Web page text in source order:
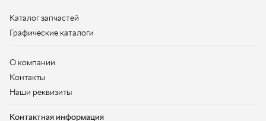
Контактная информация
+7 (950) 730-92-10
uralavtozap@yandex.ru
г. Миасс, Тургоякское шоссе, д. 11/63
Полная контактная информация